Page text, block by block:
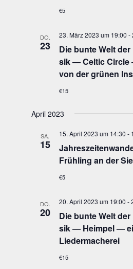
€5
DO.
23
Die bun­te Welt
sik — Cel­tic Cir­cle
von der grü­nen
23. März 2023 um 19:00 -
€15
April 2023
SA.
15
Früh­ling an der
15. April 2023 um 14:30 -
€5
DO.
20
Die bun­te Welt
sik — Heim­pel —
Liedermacherei
20. April 2023 um 19:00 -
€15